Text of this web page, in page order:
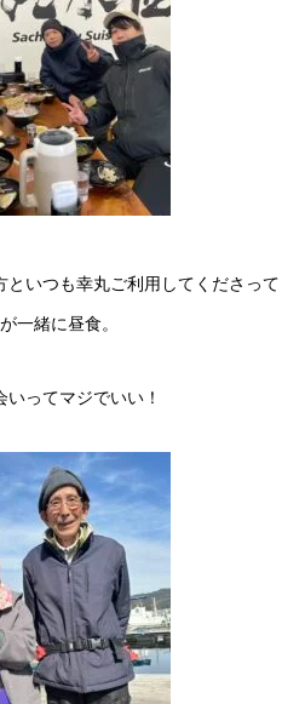
いつも幸丸ご利用してくださって
一緒に昼食。
いってマジでいい！